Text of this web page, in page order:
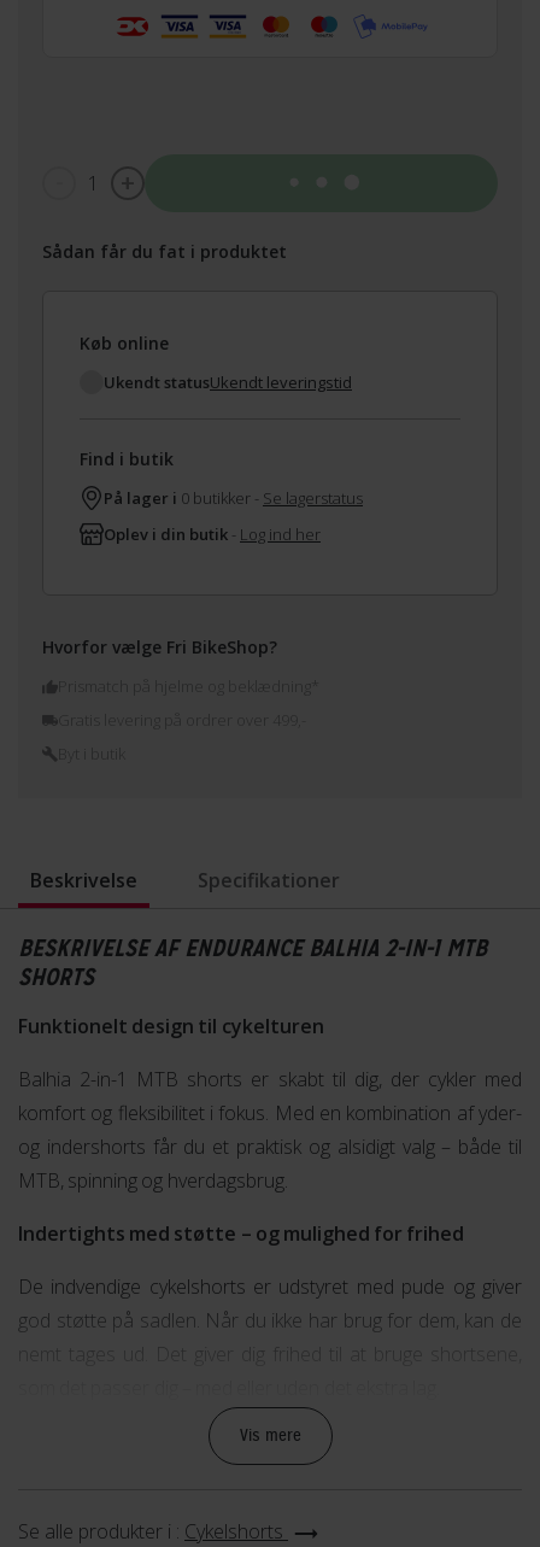
1
Sådan får du fat i produktet
Køb online
Ukendt statusUkendt leveringstid
Find i butik
På lager i 0 butikker - Se lagerstatus
Oplev i din butik - Log ind her
Hvorfor vælge Fri BikeShop?
Prismatch på hjelme og beklædning*
Beskrivelse Specifikationer
BESKRIVELSE AF ENDURANCE BALHIA 2-IN-1 MTB
SHORTS
Funktionelt design til cykelturen
Balhia 2-in-1 MTB shorts er skabt til dig, der cykler med
komfort og fleksibilitet i fokus. Med en kombination af yder-
og indershorts får du et praktisk og alsidigt valg – både til
MTB, spinning og hverdagsbrug.
Indertights med støtte – og mulighed for frihed
De indvendige cykelshorts er udstyret med pude og giver
god støtte på sadlen. Når du ikke har brug for dem, kan de
nemt tages ud. Det giver dig frihed til at bruge shortsene,
Behagelig pasform og justerbar talje
materiale med 4-vejs stretch, så de følger kroppens
Vis mere
Se alle produkter i : Cykelshorts